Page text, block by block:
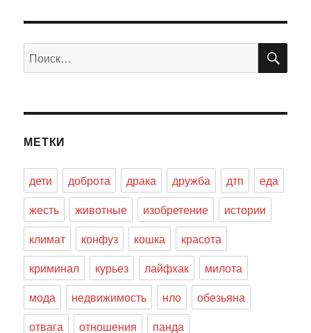
Искать:
МЕТКИ
дети доброта драка дружба дтп
еда
жесть
животные изобретение
истории
климат
конфуз кошка
красота
криминал
курьез лайфхак
милота
мода
недвижимость нло
обезьяна
отвага
отношения
панда